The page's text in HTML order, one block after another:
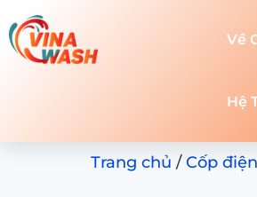
Về
Hệ
Trang chủ /Cốp điện